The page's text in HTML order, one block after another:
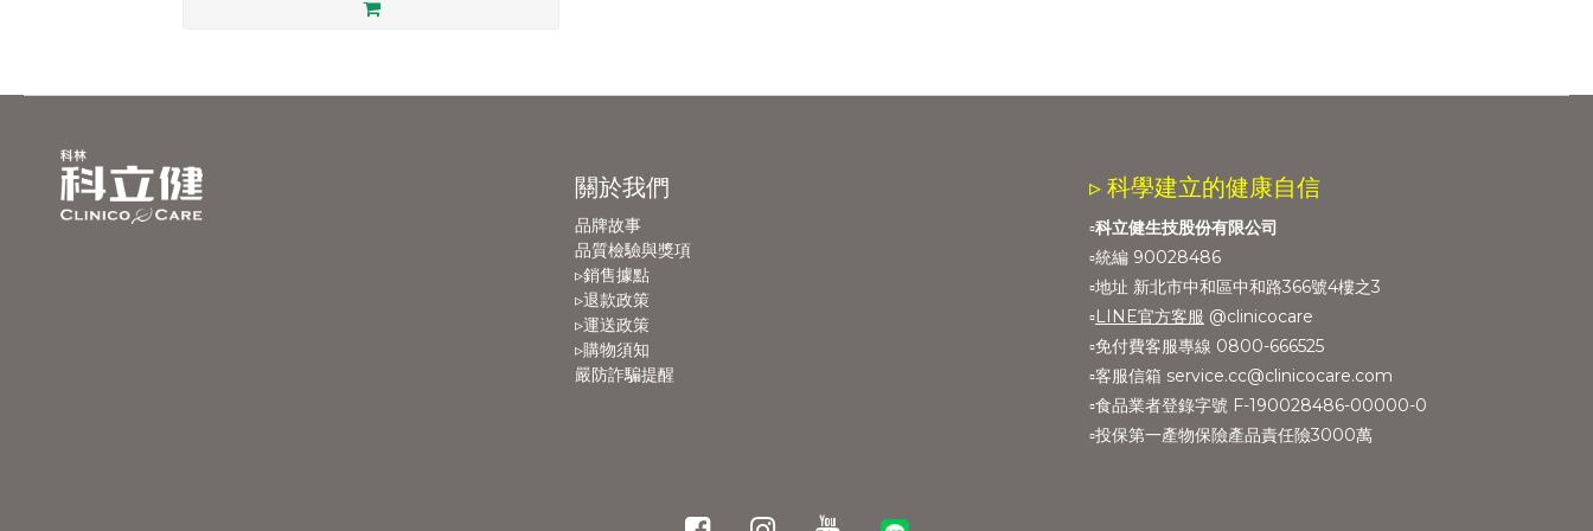
關於我們
品牌故事
品質檢驗與獎項
▹銷售據點
▹退款政策
▹運送政策
▹購物須知
嚴防詐騙提醒
▹ 科學建立的健康自信
▫️科立健生技股份有限公司
▫️統編 90028486
▫️地址 新北市中和區中和路366號4樓之3
▫️LINE官方客服 @clinicocare
▫️免付費客服專線 0800-666525
▫️客服信箱 service.cc@clinicocare.com
▫️食品業者登錄字號 F-190028486-00000-0
▫️投保第一產物保險產品責任險3000萬